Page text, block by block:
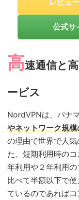
5
レビュ
公式サ
高速通信と
ービス
NordVPNは、パナ
やネットワーク規
の理由で世界で人
た、短期利用時の
年利用や２年利用
比べて半額以下で
ているのであればコ